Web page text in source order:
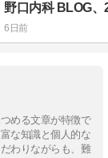
野口内科 BLOG、
6日前
める文章が特徴で
な知識と個人的な
わりながらも、難